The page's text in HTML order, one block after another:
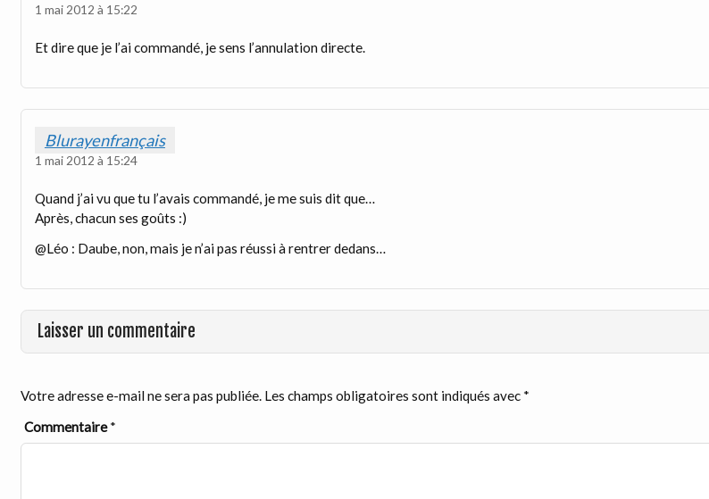
1 mai 2012 à 15:22
Et dire que je l’ai commandé, je sens l’annulation directe.
Blurayenfrançais
1 mai 2012 à 15:24
Quand j’ai vu que tu l’avais commandé, je me suis dit que…
Après, chacun ses goûts :)
@Léo : Daube, non, mais je n’ai pas réussi à rentrer dedans…
Laisser un commentaire
Votre adresse e-mail ne sera pas publiée. Les champs obligatoires sont indiqués avec *
Commentaire*